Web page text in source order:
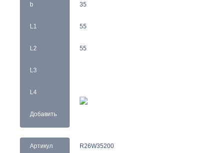
b
L1
L2
L3
L4
Добавить
35
55
55
Артикул R26W35200